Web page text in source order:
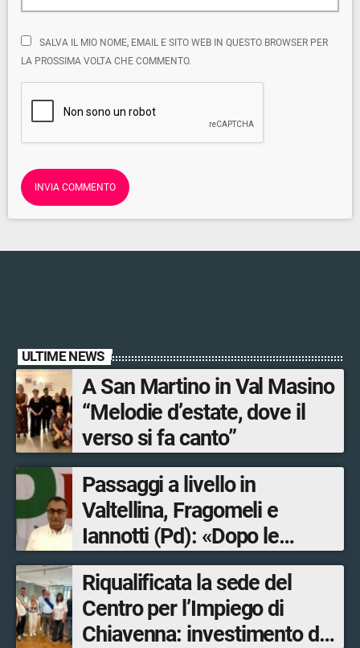
SALVA IL MIO NOME, EMAIL E SITO WEB IN QUESTO BROWSER PER
LA PROSSIMA VOLTA CHE COMMENTO.
ULTIME NEWS
A San Martino in Val Masino
“Melodie d’estate, dove il
verso si fa canto”
Passaggi a livello in
Valtellina, Fragomeli e
Iannotti (Pd): «Dopo le
Olimpiadi solo un terzo delle
opere sostitutive sarà
ultimato entro il 2026»
Riqualificata la sede del
Centro per l’Impiego di
Chiavenna: investimento da